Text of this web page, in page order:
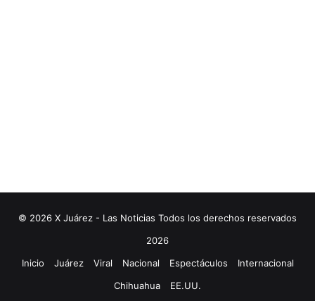
© 2026 X Juárez - Las Noticias Todos los derechos reservados
2026
Inicio
Juárez Viral Nacional Espectáculos
Internacional
Chihuahua
EE.UU.